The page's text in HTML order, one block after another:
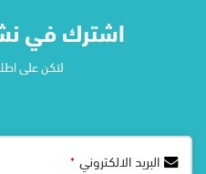
اشترك في
لتكن على
البريد الالكتروني *